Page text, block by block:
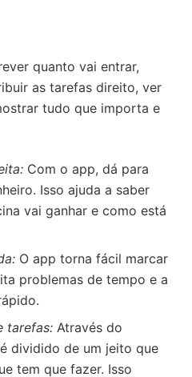
quanto vai entrar,
as tarefas direito, ver
tudo que importa e
Com o app, dá para
Isso ajuda a saber
vai ganhar e como está
O app torna fácil marcar
problemas de tempo e a
tarefas: Através do
dividido de um jeito que
tem que fazer. Isso